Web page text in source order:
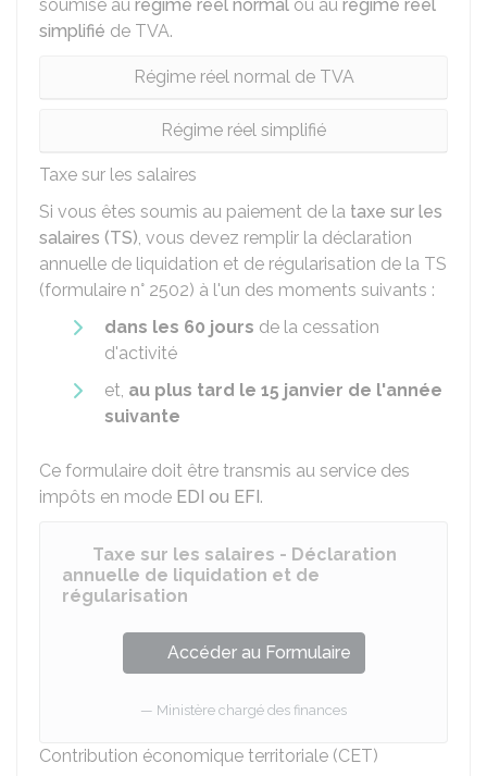
soumise au régime réel normal ou au régime réel
simplifié de TVA.
Régime réel normal de TVA
Régime réel simplifié
Taxe sur les salaires
Si vous êtes soumis au paiement de la taxe sur les
salaires (TS), vous devez remplir la déclaration
annuelle de liquidation et de régularisation de la TS
(formulaire n° 2502) à l'un des moments suivants :
dans les 60 jours de la cessation
d'activité
et, au plus tard le 15 janvier de l'année
suivante
Ce formulaire doit être transmis au service des
impôts en mode EDI ou EFI.
Taxe sur les salaires - Déclaration
annuelle de liquidation et de
régularisation
Accéder au Formulaire
Ministère chargé des finances
Contribution économique territoriale (CET)